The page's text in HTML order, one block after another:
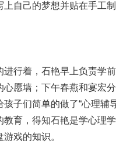
自己的梦想并贴在手工
行着，石艳早上负责学
愿墙；下午春燕和宴宏
子们简单的做了“心理辅
育，得知石艳是学心理
戏的知识。